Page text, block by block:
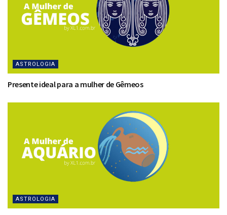
ASTROLOGIA
Presente ideal para a mulher de Gêmeos
ASTROLOGIA